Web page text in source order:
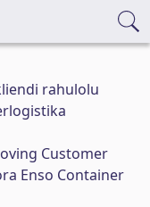
rahulolu
Customer
Enso Container